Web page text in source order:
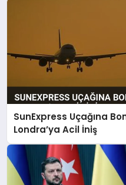
SunExpress Uçağına
Londra’ya Acil İniş